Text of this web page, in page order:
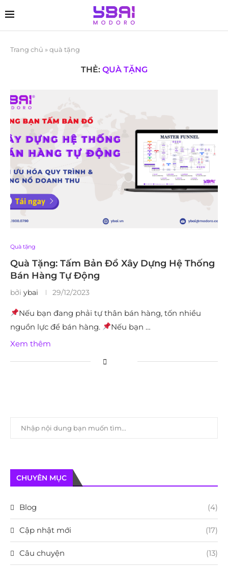
Trang chủ »quà tặng
THẺ: QUÀ TẶNG
Quà tặng
Quà Tặng: Tấm Bản Đồ Xây Dựng Hệ Thống
Bán Hàng Tự Động
bởi ybai 29/12/2023
Nếu bạn đang phải tự thân bán hàng, tốn nhiều
nguồn lực để bán hàng.
Nếu bạn …
Xem thêm
CHUYÊN MỤC
Blog (4)
Cập nhật mới (17)
Câu chuyện (13)